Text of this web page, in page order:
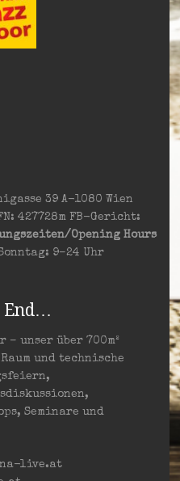
39 A-1080 Wien
427728m FB-Gericht:
Opening Hours
9–24 Uhr
End…
unser über 700m²
und technische
Seminare und
live.at